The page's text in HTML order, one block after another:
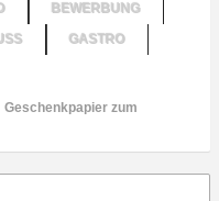
BEWERBUNG
GASTRO
Geschenkpapier zum